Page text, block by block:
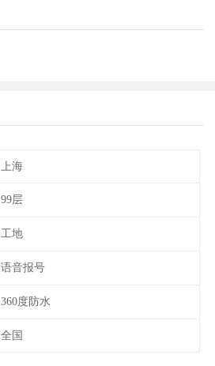
上海
99层
工地
语音报号
360度防水
全国